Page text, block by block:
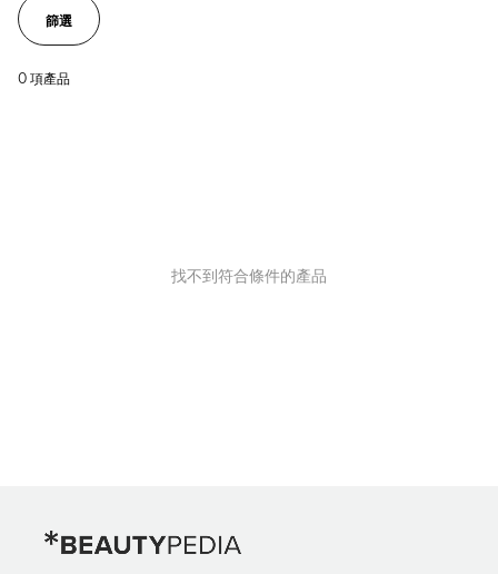
篩選
0 項產品
找不到符合條件的產品